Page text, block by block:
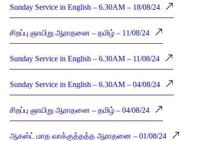
Sunday Service in English – 6.30AM – 18/08/24
சிறப்பு ஞாயிறு ஆராதனை – தமிழ் – 11/08/24
Sunday Service in English – 6.30AM – 11/08/24
Sunday Service in English – 6.30AM – 04/08/24
சிறப்பு ஞாயிறு ஆராதனை – தமிழ் – 04/08/24
ஆகஸ்ட் மாத வாக்குத்தத்த ஆராதனை – 01/08/24